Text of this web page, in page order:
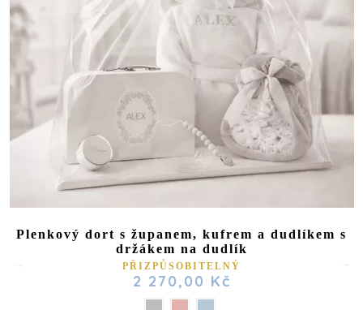
Plenkový dort s županem, kufrem a dudlíkem s
držákem na dudlík
PŘIZPŮSOBITELNÝ
2 270,00 Kč